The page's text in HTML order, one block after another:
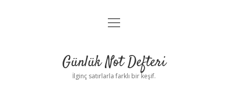
Anasayfa
Yasal Uyarı
menüyü
Günlük Not Defteri
İlginç satırlarla farklı bir keşif.